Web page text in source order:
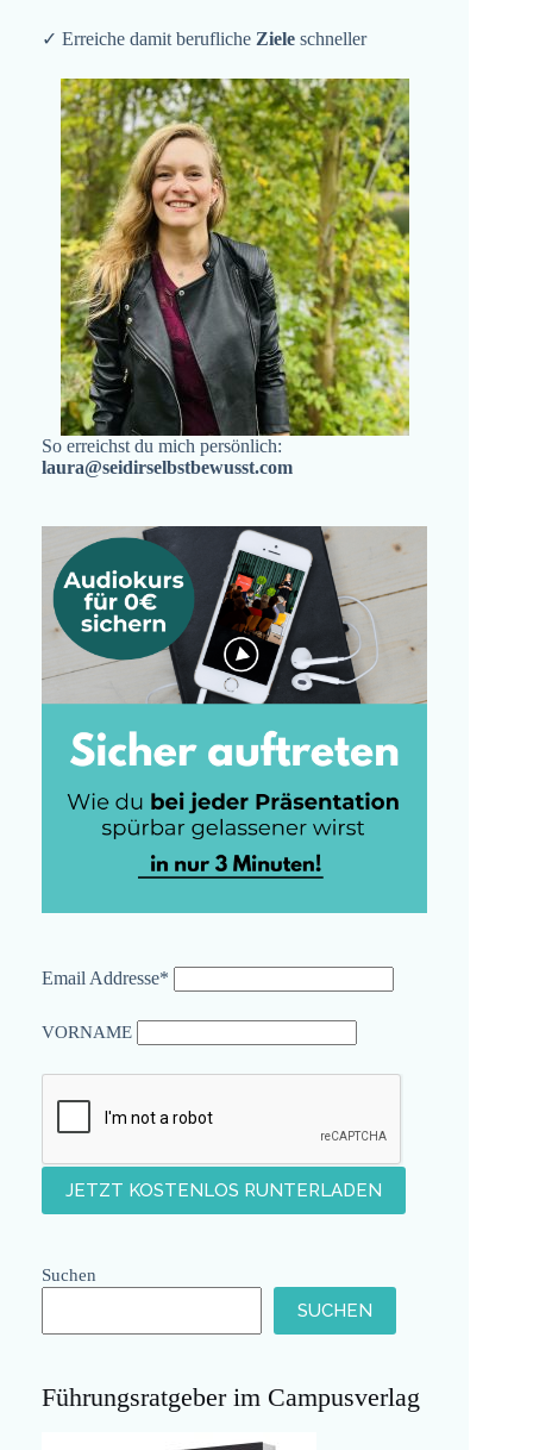
✓ Erreiche damit berufliche Ziele schneller
So erreichst du mich persönlich:
laura@seidirselbstbewusst.com
Email Addresse*
VORNAME
Suchen
SUCHEN
Führungsratgeber im Campusverlag